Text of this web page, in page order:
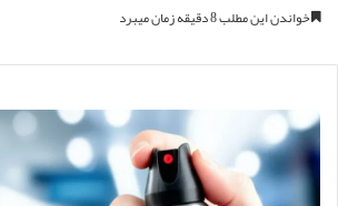
خواندن این مطلب 8 دقیقه زمان میبرد